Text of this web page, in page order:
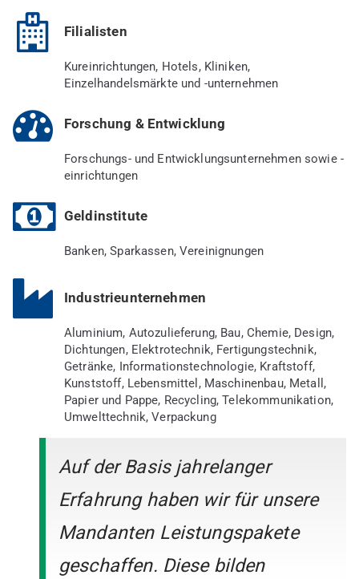
Filialisten
Kureinrichtungen, Hotels, Kliniken,
Einzelhandelsmärkte und -unternehmen
Forschung & Entwicklung
Forschungs- und Entwicklungsunternehmen sowie -
einrichtungen
Geldinstitute
Banken, Sparkassen, Vereinignungen
Industrieunternehmen
Aluminium, Autozulieferung, Bau, Chemie, Design,
Dichtungen, Elektrotechnik, Fertigungstechnik,
Getränke, Informationstechnologie, Kraftstoff,
Kunststoff, Lebensmittel, Maschinenbau, Metall,
Papier und Pappe, Recycling, Telekommunikation,
Umwelttechnik, Verpackung
Auf der Basis jahrelanger
Erfahrung haben wir für unsere
Mandanten Leistungspakete
geschaffen. Diese bilden